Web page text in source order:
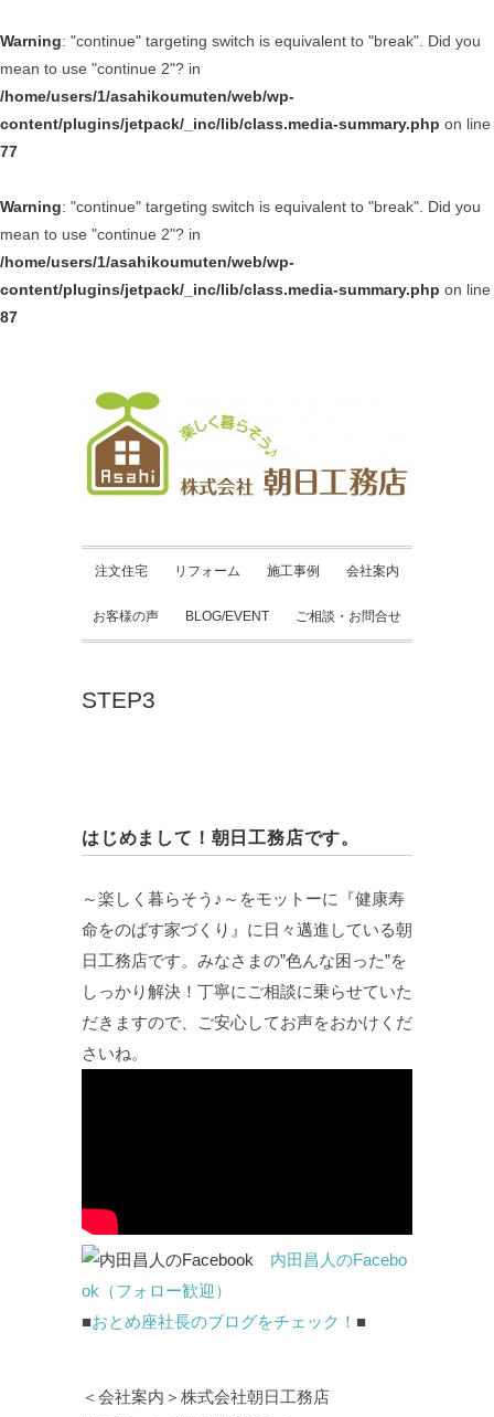
Warning: "continue" targeting switch is equivalent to "break". Did you
mean to use "continue 2"? in
/home/users/1/asahikoumuten/web/wp-
content/plugins/jetpack/_inc/lib/class.media-summary.php on line
77
Warning: "continue" targeting switch is equivalent to "break". Did you
mean to use "continue 2"? in
/home/users/1/asahikoumuten/web/wp-
content/plugins/jetpack/_inc/lib/class.media-summary.php on line
87
注文住宅 リフォーム 施工事例 会社案内
お客様の声 BLOG/EVENT ご相談・お問合せ
STEP3
はじめまして！朝日工務店です。
～楽しく暮らそう♪～をモットーに『健康寿
命をのばす家づくり』に日々邁進している朝
日工務店です。みなさまの”色んな困った”を
しっかり解決！丁寧にご相談に乗らせていた
だきますので、ご安心してお声をおかけくだ
さいね。
内田昌人のFacebo
ok（フォロー歓迎）
■おとめ座社長のブログをチェック！ ■
＜会社案内＞株式会社朝日工務店